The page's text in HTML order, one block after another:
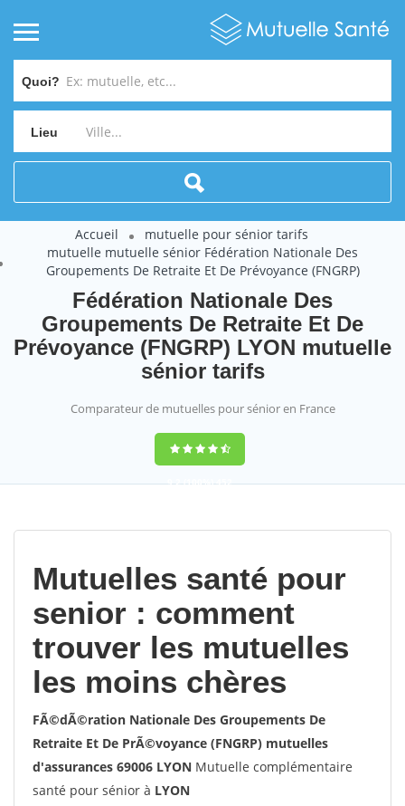
Quoi?
Lieu
Accueil
mutuelle pour sénior tarifs
mutuelle mutuelle sénior Fédération Nationale Des
Groupements De Retraite Et De Prévoyance (FNGRP)
Fédération Nationale Des
Groupements De Retraite Et De
Prévoyance (FNGRP) LYON mutuelle
sénior tarifs
Comparateur de mutuelles pour sénior en France
9,2(100%)452
Mutuelles santé pour
senior : comment
trouver les mutuelles
les moins chères
FÃ©dÃ©ration Nationale Des Groupements De
Retraite Et De PrÃ©voyance (FNGRP) mutuelles
d'assurances 69006 LYON Mutuelle complémentaire
santé pour sénior à LYON